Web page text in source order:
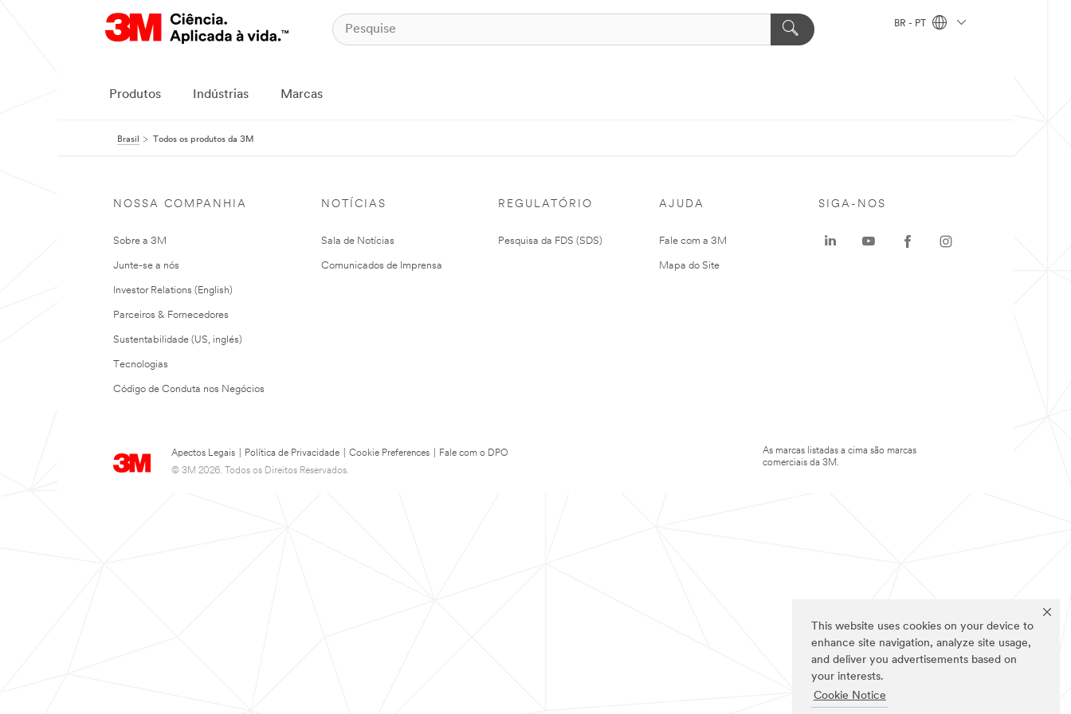
This website uses cookies on your device to
enhance site navigation, analyze site usage,
and deliver you advertisements based on
your interests.
Cookie Notice
BR - PT
Produtos Indústrias Marcas
Brasil Todos os produtos da 3M
NOSSA COMPANHIA
Sobre a 3M
Junte-se a nós
Investor Relations (English)
Parceiros & Fornecedores
Sustentabilidade (US, inglés)
Tecnologias
Código de Conduta nos Negócios
NOTÍCIAS
Sala de Notícias
Comunicados de Imprensa
REGULATÓRIO
Pesquisa da FDS (SDS)
AJUDA
Fale com a 3M
Mapa do Site
Apectos Legais Política de Privacidade Cookie Preferences
Fale com o DPO
© 3M 2026. Todos os Direitos Reservados.
SIGA-NOS
As marcas listadas a cima são marcas
comerciais da 3M.